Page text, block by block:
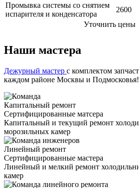
Промывка системы со снятием
испарителя и конденсатора
2600
Уточнить цены
Наши мастера
Дежурный мастер с комплектом
каждом районе Москвы и Подмосковья!
Капитальный ремонт
Сертифицированные матсера
Капитальный и текущий ремонт
морозильных камер
Линейный ремонт
Сертифицированные мастера
Линейный и мелкий ремонт
камер